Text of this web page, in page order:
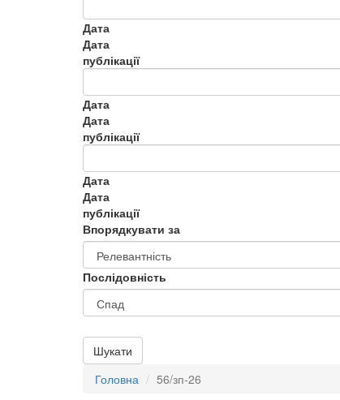
Дата
Дата
публікації
Дата
Дата
публікації
Дата
Дата
публікації
Впорядкувати за
Послідовність
Шукати
Головна
56/зп-26